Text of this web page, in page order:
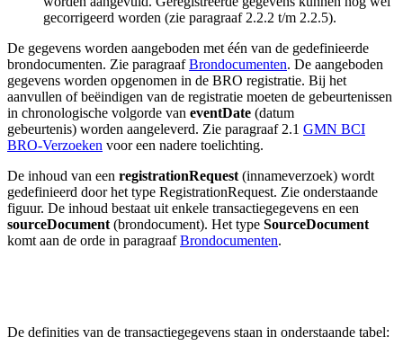
gecorrigeerd worden (zie paragraaf 2.2.2 t/m 2.2.5).
De gegevens worden aangeboden met één van de gedefinieerde
brondocumenten. Zie paragraafBrondocumenten. De aangeboden
gegevens worden opgenomen in de BRO registratie. Bij het
aanvullen of beëindigen van de registratie moeten de gebeurtenissen
in chronologische volgorde van eventDate (datum
gebeurtenis) worden aangeleverd. Zie paragraaf 2.1 GMN BCI
BRO-Verzoeken voor een nadere toelichting.
De inhoud van een registrationRequest (innameverzoek) wordt
gedefinieerd door het type RegistrationRequest. Zie onderstaande
figuur. De inhoud bestaat uit enkele transactiegegevens en een
sourceDocument (brondocument). Het type SourceDocument
komt aan de orde in paragraafBrondocumenten.
De definities van de transactiegegevens staan in onderstaande tabel: